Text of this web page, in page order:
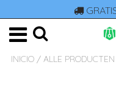
INICIO / ALLE PRODUCTEN